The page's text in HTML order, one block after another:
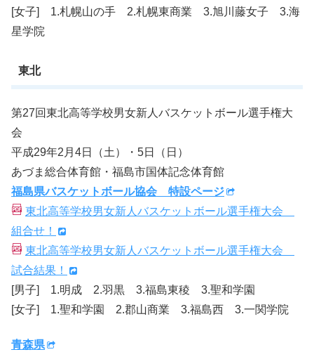
[女子] 1.札幌山の手 2.札幌東商業 3.旭川藤女子 3.海
星学院
東北
第27回東北高等学校男女新人バスケットボール選手権大
会
平成29年2月4日（土）・5日（日）
あづま総合体育館・福島市国体記念体育館
福島県バスケットボール協会 特設ページ
東北高等学校男女新人バスケットボール選手権大会
組合せ！
東北高等学校男女新人バスケットボール選手権大会
試合結果！
[男子] 1.明成 2.羽黒 3.福島東稜 3.聖和学園
[女子] 1.聖和学園 2.郡山商業 3.福島西 3.一関学院
青森県